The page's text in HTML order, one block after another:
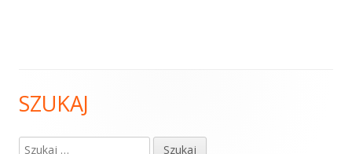
Główny
panel
SZUKAJ
Szukaj: